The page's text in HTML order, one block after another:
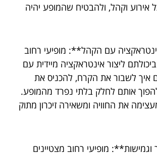
אירוע וקהל, ולהבטיח שהמופע יהיה
עם הקהל**: מופיעי רחוב
ליצור אינטראקציה מיידית עם
איך לשבור את הקרח, להכניס את
אותם לחלק בלתי נפרד מהמופע.
את החוויה ומשאירה זיכרון מתוק
מופיעי רחוב מצטיינים